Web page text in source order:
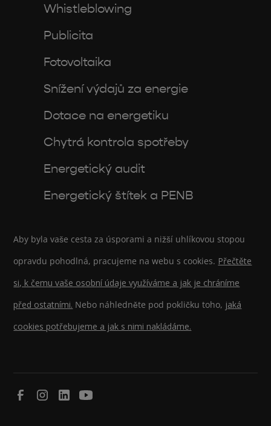
Whistleblowing
Publicita
Fotovoltaika
Snížení výdajů za energie
Dotace na energetiku
Chytrá kontrola spotřeby
Energetický audit
Energetický štítek a PENB
Aby byla vaše cesta za úsporami a nižší uhlíkovou stopou
opravdu pohodlná, pracujeme na webu s cookies. Přečtěte
si, k čemu vaše osobní údaje využíváme a jak je chráníme
před ostatními. Nebo náhledněte pod pokličku toho, jaká
cookies potřebujeme a jak s nimi nakládáme.